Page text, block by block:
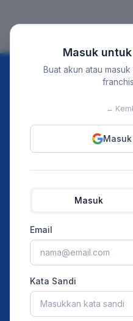
Masuk
Buat akun atau
←
Masuk
Email
Kata Sandi
TikTok
Youtube